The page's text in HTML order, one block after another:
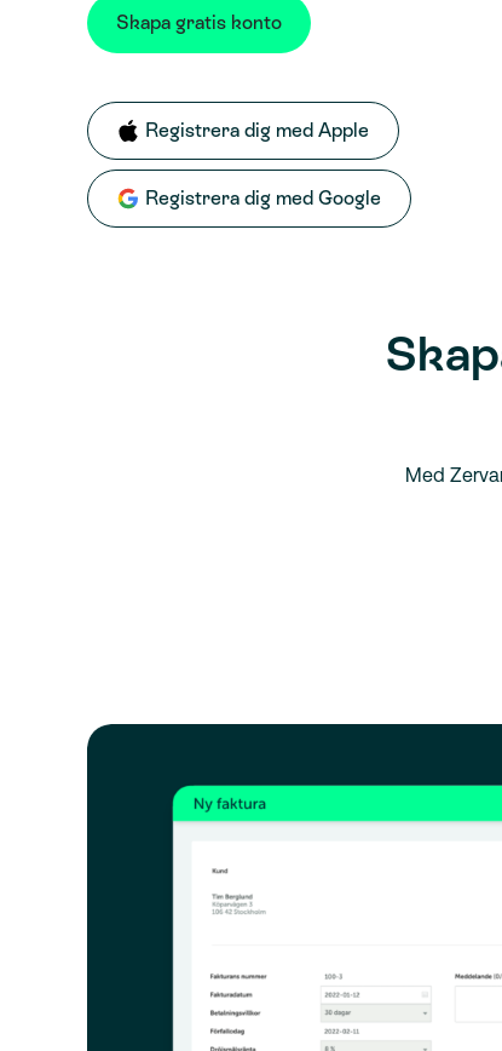
Skapa gratis konto
Registrera dig med Apple
Registrera dig med Google
Med